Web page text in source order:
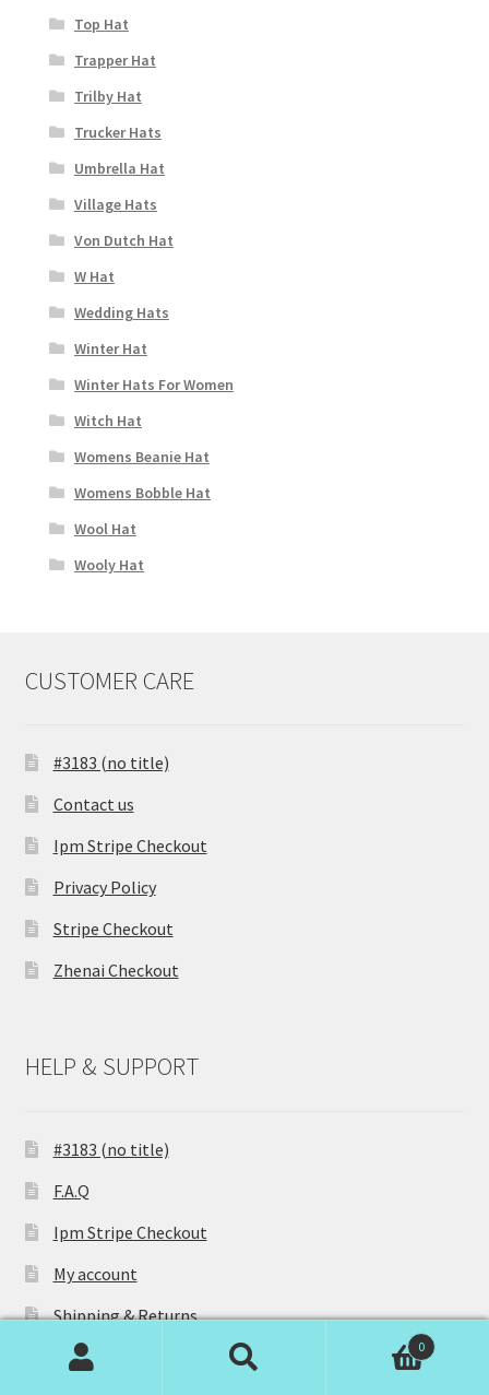
Top Hat
Trapper Hat
Trilby Hat
Trucker Hats
Umbrella Hat
Village Hats
Von Dutch Hat
W Hat
Wedding Hats
Winter Hat
Winter Hats For Women
Witch Hat
Womens Beanie Hat
Womens Bobble Hat
Wool Hat
Wooly Hat
CUSTOMER CARE
#3183 (no title)
Contact us
Ipm Stripe Checkout
Privacy Policy
Stripe Checkout
Zhenai Checkout
HELP & SUPPORT
#3183 (no title)
F.A.Q
Ipm Stripe Checkout
My account
Shipping & Returns
Stripe Checkout
0